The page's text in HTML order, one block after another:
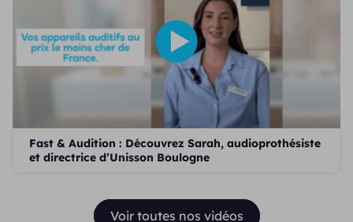
Fast & Audition : Découvrez Sarah, audioprothésiste
et directrice d’Unisson Boulogne
Voir toutes nos vidéos